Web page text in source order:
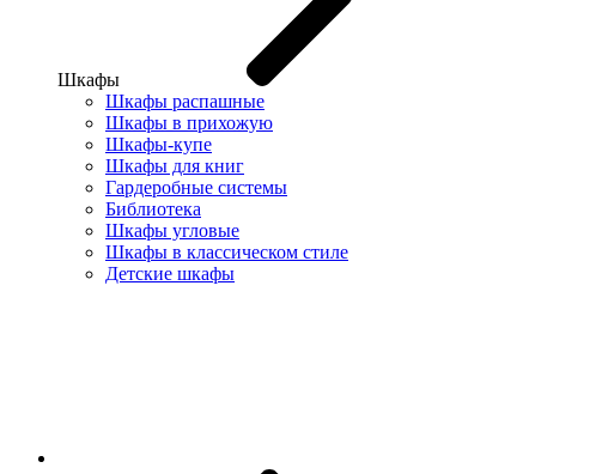
Шкафы
Шкафы распашные
Шкафы в прихожую
Шкафы-купе
Шкафы для книг
Гардеробные системы
Библиотека
Шкафы угловые
Шкафы в классическом стиле
Детские шкафы